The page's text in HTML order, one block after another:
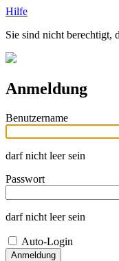
Hilfe
Sie sind nicht berechtigt,
Anmeldung
Benutzername
darf nicht leer sein
Passwort
darf nicht leer sein
Auto-Login